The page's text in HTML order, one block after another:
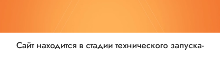
Есть
Сайт находится в стадии технического запуска-